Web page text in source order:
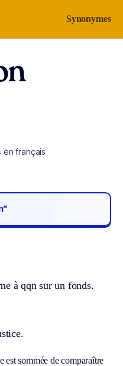
Synonymes
en français
à qqn sur un fonds.
est sommée de comparaître